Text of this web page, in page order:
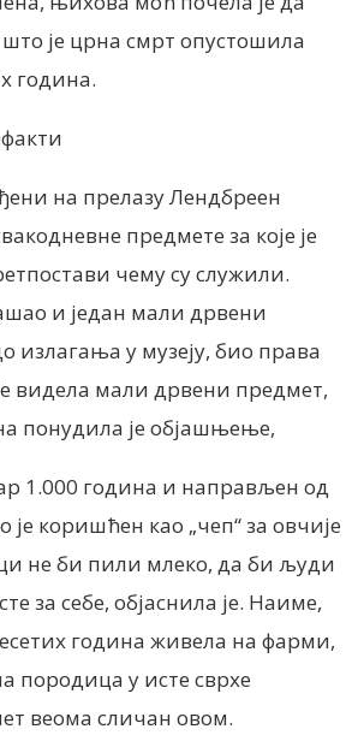
је црна смрт опустошила
година.
на прелазу Лендбреен
предмете за које је
чему су служили.
и један мали дрвени
излагања у музеју, био права
видела мали дрвени предмет,
понудила је објашњење,
1.000 година и направљен од
је коришћен као „чеп“ за овчије
не би пили млеко, да би људи
за себе, објаснила је. Наиме,
година живела на фарми,
породица у исте сврхе
веома сличан овом.